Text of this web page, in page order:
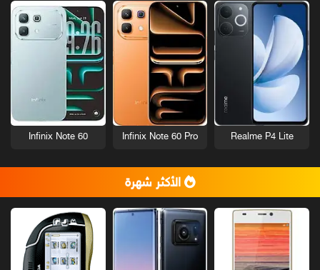
Realme P4 Lite
Infinix Note 60 Pro
Infinix Note 60
الأكثر شهرة